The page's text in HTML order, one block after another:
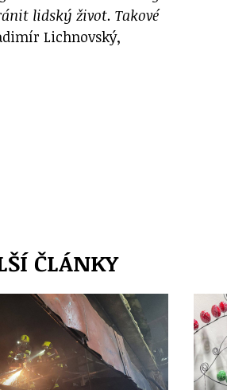
lidský život. Takové
Lichnovský,
ČLÁNKY